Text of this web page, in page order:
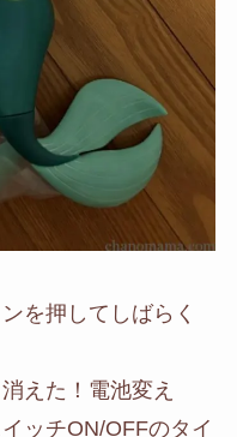
を押してしばらく
えた！電池変え
ッチON/OFFのタイ